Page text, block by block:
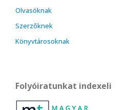
Olvasóknak
Szerzőknek
Könyvtárosoknak
Folyóiratunkat indexeli